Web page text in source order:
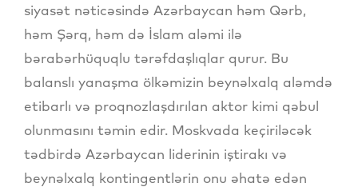
siyasət nəticəsində Azərbaycan həm Qərb,
həm Şərq, həm də İslam aləmi ilə
bərabərhüquqlu tərəfdaşlıqlar qurur. Bu
balanslı yanaşma ölkəmizin beynəlxalq aləmdə
etibarlı və proqnozlaşdırılan aktor kimi qəbul
olunmasını təmin edir. Moskvada keçiriləcək
tədbirdə Azərbaycan liderinin iştirakı və
beynəlxalq kontingentlərin onu əhatə edən